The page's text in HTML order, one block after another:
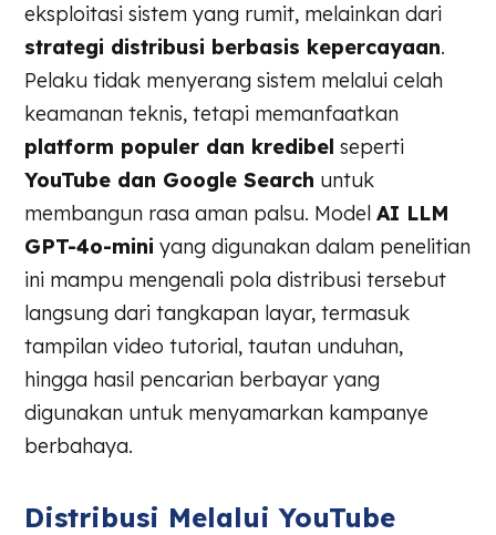
eksploitasi sistem yang rumit, melainkan dari
strategi distribusi berbasis kepercayaan.
Pelaku tidak menyerang sistem melalui celah
keamanan teknis, tetapi memanfaatkan
platform populer dan kredibel seperti
YouTube dan Google Search untuk
membangun rasa aman palsu. ModelAI LLM
GPT-4o-mini yang digunakan dalam penelitian
ini mampu mengenali pola distribusi tersebut
langsung dari tangkapan layar, termasuk
tampilan video tutorial, tautan unduhan,
hingga hasil pencarian berbayar yang
digunakan untuk menyamarkan kampanye
berbahaya.
Distribusi Melalui YouTube